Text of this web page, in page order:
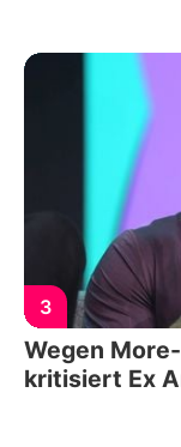
3
Wegen
kritisiert Ex